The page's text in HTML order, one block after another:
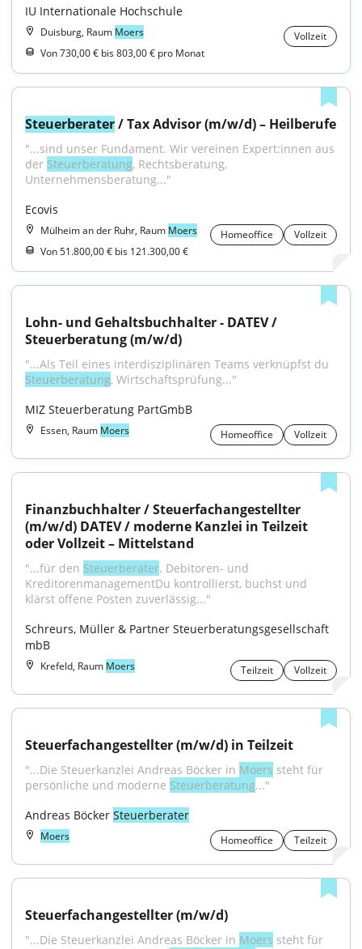
IU Internationale Hochschule
Duisburg, Raum Moers
Vollzeit
Von 730,00 € bis 803,00 € pro Monat
Steuerberater / Tax Advisor (m/w/d) – Heilberufe
"...sind unser Fundament. Wir vereinen Expert:innen aus
der Steuerberatung, Rechtsberatung,
Unternehmensberatung..."
Ecovis
Mülheim an der Ruhr, Raum Moers Homeoffice
Vollzeit
Von 51.800,00 € bis 121.300,00 €
Lohn- und Gehaltsbuchhalter - DATEV /
Steuerberatung (m/w/d)
Steuerberatung, Wirtschaftsprüfung..."
MIZ Steuerberatung PartGmbB
Essen, Raum Moers Homeoffice Vollzeit
Finanzbuchhalter / Steuerfachangestellter
(m/w/d) DATEV / moderne Kanzlei in Teilzeit
oder Vollzeit – Mittelstand
"...für den Steuerberater. Debitoren- und
KreditorenmanagementDu kontrollierst, buchst und
klärst offene Posten zuverlässig..."
Schreurs, Müller & Partner Steuerberatungsgesellschaft
mbB
Krefeld, Raum Moers Teilzeit Vollzeit
Steuerfachangestellter (m/w/d) in Teilzeit
"...Die Steuerkanzlei Andreas Böcker in Moers steht für
persönliche und moderne Steuerberatung..."
Andreas Böcker Steuerberater
Moers Homeoffice Teilzeit
Steuerfachangestellter (m/w/d)
"...Die Steuerkanzlei Andreas Böcker in Moers steht für